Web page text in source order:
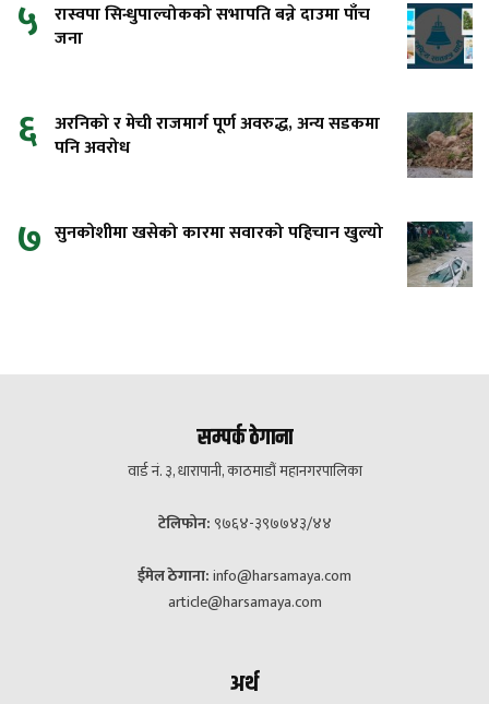
५ रास्वपा सिन्धुपाल्चोकको सभापति बन्ने दाउमा पाँच
जना
६ अरनिको र मेची राजमार्ग पूर्ण अवरुद्ध, अन्य सडकमा
पनि अवरोध
७ सुनकोशीमा खसेको कारमा सवारको पहिचान खुल्यो
सम्पर्क ठेगाना
वार्ड नं. ३, धारापानी, काठमाडौं महानगरपालिका
टेलिफोन: ९७६४-३९७७४३/४४
ईमेल ठेगाना:info@harsamaya.com
article@harsamaya.com
अर्थ